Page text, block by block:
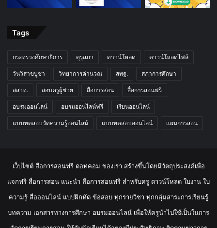
Tags
กระทรวงศึกษาธิการ คุรุสภา ดาวน์โหลด ดาวน์โหลดไฟล์
วันวิสาขบูชา วิทยาการคำนวณ สพฐ. สภาการศึกษา
สสวท. สอบครูผู้ช่วย สื่อการสอน สื่อการสอนฟรี
อบรมออนไลน์ อบรมออนไลน์ฟรี เรียนออนไลน์
แบบทดสอบวัดความรู้ออนไลน์ แบบทดสอบออนไลน์ แผนการสอน
เว็บไซต์ สื่อการสอนฟรี ดอทคอม ของเรา สร้างขึ้นโดยมีวัตถุประสงค์เพื่อ
แจกฟรี สื่อการสอน แนะนำ สื่อการสอนฟรี สำหรับครู ดาวน์โหลด ใบงาน ใบ
ความรู้ สื่อออนไลน์ แบบฝึกหัด ข้อสอบ ทุกรายวิชา ทุกกลุ่มสาระการเรียนรู้
บทความ เอกสารทางการศึกษา อบรมออนไลน์ เพื่อให้ครูนำไปใช้เป็นในการ